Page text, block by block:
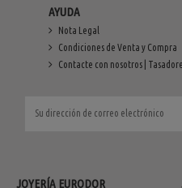
AYUDA
Nota Legal
Condiciones de Venta y Compra
Contacte con nosotros |
JOYERÍA EURODOR